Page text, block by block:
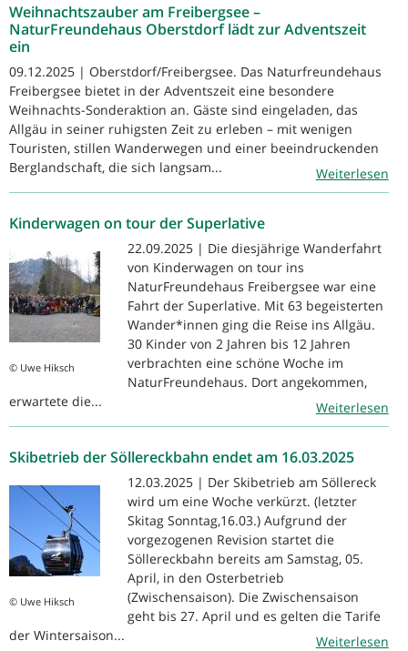
Weihnachtszauber am Freibergsee –
NaturFreundehaus Oberstdorf lädt zur Adventszeit
ein
09.12.2025 | Oberstdorf/Freibergsee. Das Naturfreundehaus
Freibergsee bietet in der Adventszeit eine besondere
Weihnachts-Sonderaktion an. Gäste sind eingeladen, das
Allgäu in seiner ruhigsten Zeit zu erleben – mit wenigen
Touristen, stillen Wanderwegen und einer beeindruckenden
Berglandschaft, die sich langsam...
Weiterlesen
Kinderwagen on tour der Superlative
© Uwe Hiksch
22.09.2025 | Die diesjährige Wanderfahrt
von Kinderwagen on tour ins
NaturFreundehaus Freibergsee war eine
Fahrt der Superlative. Mit 63 begeisterten
Wander*innen ging die Reise ins Allgäu.
30 Kinder von 2 Jahren bis 12 Jahren
verbrachten eine schöne Woche im
NaturFreundehaus. Dort angekommen,
erwartete die...
Weiterlesen
Skibetrieb der Söllereckbahn endet am 16.03.2025
© Uwe Hiksch
12.03.2025 | Der Skibetrieb am Söllereck
wird um eine Woche verkürzt. (letzter
Skitag Sonntag,16.03.) Aufgrund der
vorgezogenen Revision startet die
Söllereckbahn bereits am Samstag, 05.
April, in den Osterbetrieb
(Zwischensaison). Die Zwischensaison
geht bis 27. April und es gelten die Tarife
der Wintersaison...
Weiterlesen